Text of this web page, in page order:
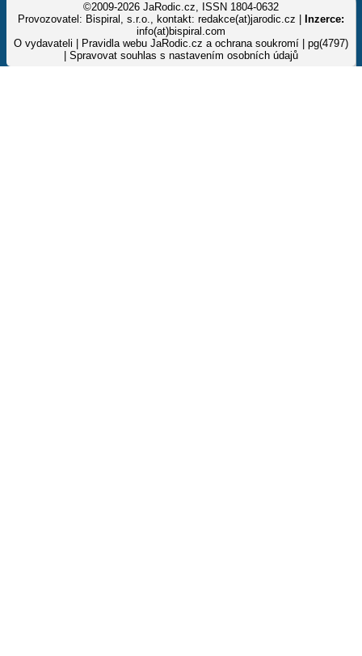
©2009-2026 JaRodic.cz, ISSN 1804-0632
Provozovatel: Bispiral, s.r.o., kontakt: redakce(at)jarodic.cz |
Inzerce:
info(at)bispiral.com
O vydavateli
Pravidla webu JaRodic.cz a ochrana soukromí | pg(4797)
Spravovat souhlas s nastavením osobních údajů